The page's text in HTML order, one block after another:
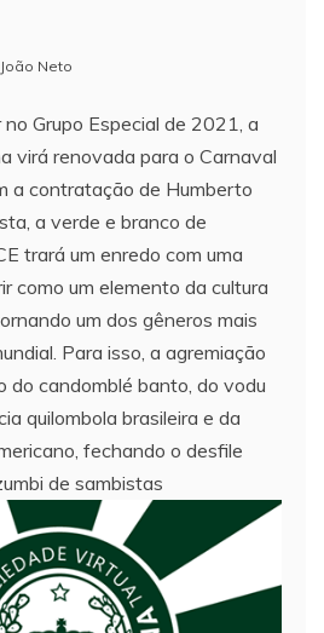
João Neto
no Grupo Especial de 2021, a
virá renovada para o Carnaval
a contratação de Humberto
a verde e branco de
trará um enredo com uma
como um elemento da cultura
um dos gêneros mais
Para isso, a agremiação
do candomblé banto, do vodu
quilombola brasileira e da
fechando o desfile
de sambistas